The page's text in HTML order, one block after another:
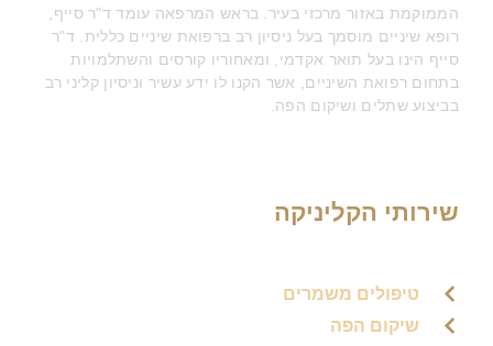
הממוקמת באזור מרכזי בעיר. בראש המרפאה עומד ד"ר סייף,
רופא שיניים מוסמך בעל ניסיון רב ברפואת שיניים כללית. ד"ר
סייף הינו בעל תואר אקדמי, ומאחוריו קורסים והשתלמויות
בתחום רפואת השיניים, אשר הקנו לו ידע עשיר וניסיון קליני רב
בביצוע שתלים ושיקום הפה.
שירותי הקליניקה
טיפולים משמרים
שיקום הפה